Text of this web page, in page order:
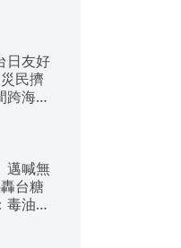
日友好
民擠
海急
邁喊無
台糖
油一